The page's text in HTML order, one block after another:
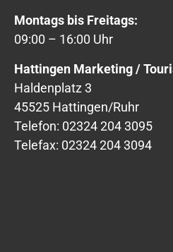
Montags bis Freitags:
09:00 – 16:00 Uhr
Hattingen Marketing /
Haldenplatz 3
45525 Hattingen/Ruhr
Telefon: 02324 204 3095
Telefax: 02324 204 3094